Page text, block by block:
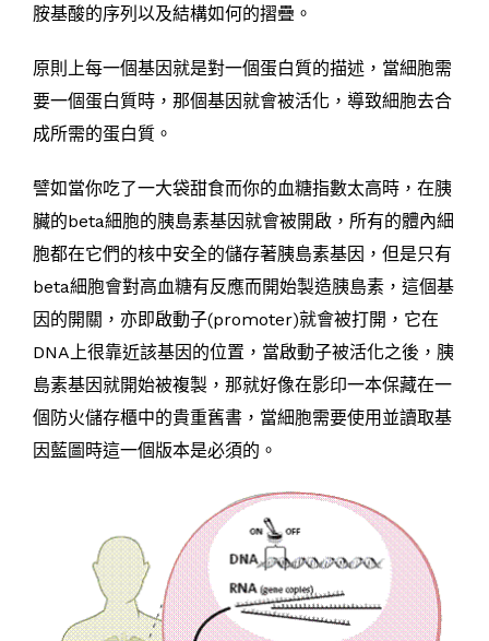
胺基酸的序列以及結構如何的摺疊。
原則上每一個基因就是對一個蛋白質的描述，當細胞需
要一個蛋白質時，那個基因就會被活化，導致細胞去合
成所需的蛋白質。
譬如當你吃了一大袋甜食而你的血糖指數太高時，在胰
臟的beta細胞的胰島素基因就會被開啟，所有的體內細
胞都在它們的核中安全的儲存著胰島素基因，但是只有
beta細胞會對高血糖有反應而開始製造胰島素，這個基
因的開關，亦即啟動子(promoter)就會被打開，它在
DNA上很靠近該基因的位置，當啟動子被活化之後，胰
島素基因就開始被複製，那就好像在影印一本保藏在一
個防火儲存櫃中的貴重舊書，當細胞需要使用並讀取基
因藍圖時這一個版本是必須的。